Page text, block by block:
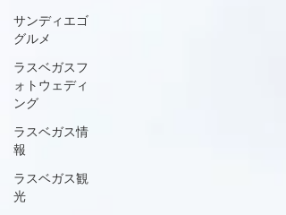
サンディエゴ
グルメ
ラスベガスフ
ォトウェディ
ング
ラスベガス情
報
ラスベガス観
光